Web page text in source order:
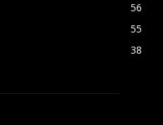
56
55
38